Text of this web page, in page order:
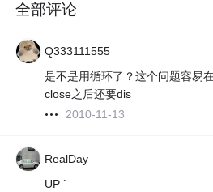
全部评论
Q333111555
是不是用循环了？这个问题容易
close之后还要dis
2010-11-13
RealDay
UP `